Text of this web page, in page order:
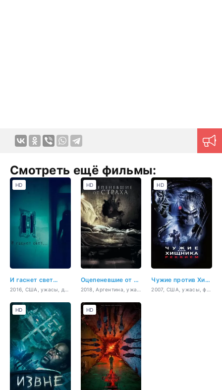
Смотреть ещё фильмы:
И гаснет свет...
HD
Оцепеневшие от страха
HD
Чужие против Хищника: Реквием
HD
HD HD